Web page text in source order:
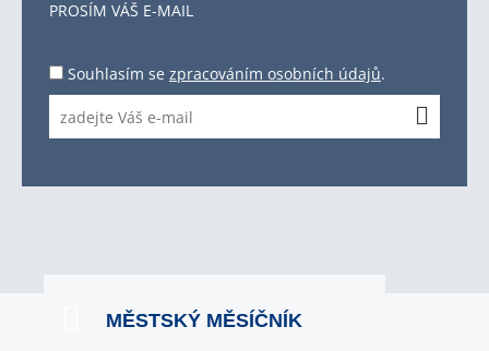
PROSÍM VÁŠ E-MAIL
Souhlasím se zpracováním osobních údajů.
MĚSTSKÝ MĚSÍČNÍK